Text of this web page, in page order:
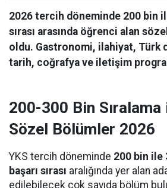
2026 tercih döneminde 200 bin
sırası arasında öğrenci alan
oldu. Gastronomi, ilahiyat, Türk
tarih, coğrafya ve iletişim
200-300 Bin Sıralama
Sözel Bölümler 2026
YKS tercih döneminde 200 bin ile
başarı sırası aralığında yer alan
edilebilecek çok sayıda bölüm